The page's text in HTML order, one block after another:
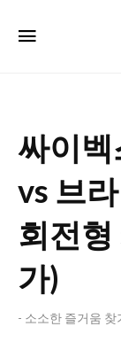
싸이
vs 브
회전형
가)
- 소소한 즐거움 찾